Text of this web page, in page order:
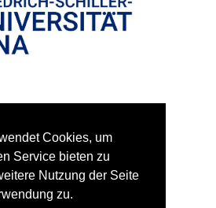
Cookies, um
Service bieten zu
Nutzung der Seite
zu.